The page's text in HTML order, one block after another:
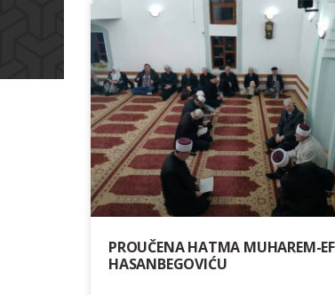
PROUČENA HATMA MUHAREM-
HASANBEGOVIĆU